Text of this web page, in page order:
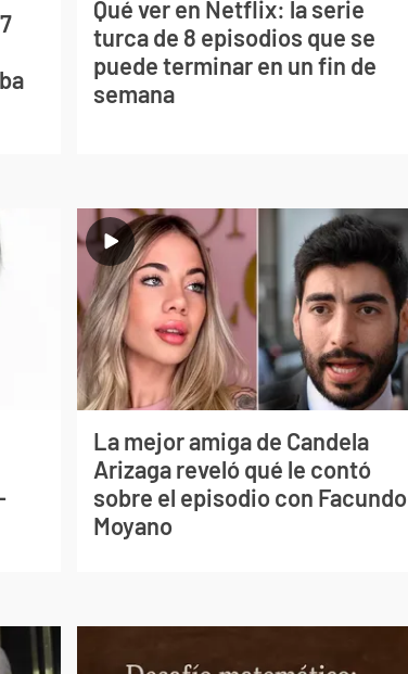
Qué ver en Netflix: la serie
turca de 8 episodios que se
puede terminar en un fin de
semana
La mejor amiga de Candela
Arizaga reveló qué le contó
sobre el episodio con Facundo
Moyano